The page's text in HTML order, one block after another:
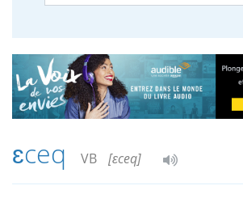
ɛceq VB [ɛceq]